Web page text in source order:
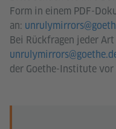
Form in einem PDF-
an:
Bei Rückfragen jeder
der Goethe-Institute vor